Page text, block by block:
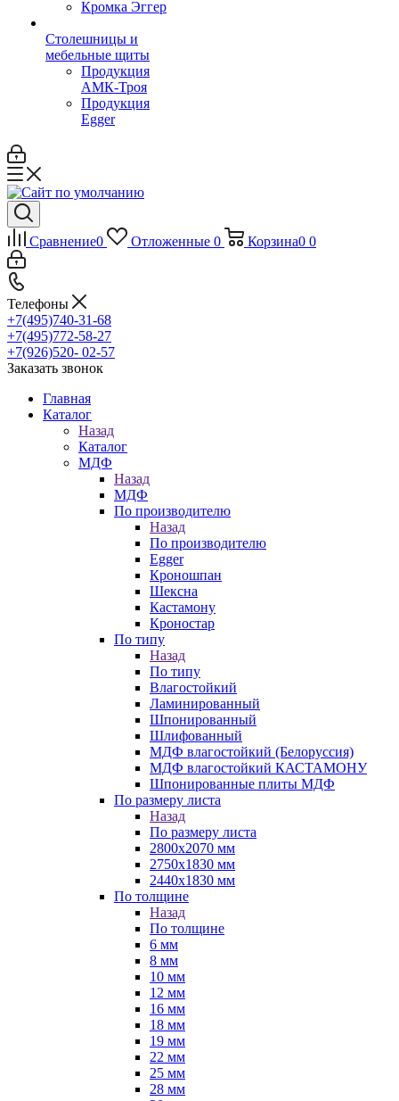
Кромка Эггер
Столешницы и
мебельные щиты
Продукция
АМК-Троя
Продукция
Egger
Сравнение0 Отложенные 0 Корзина0 0
Телефоны
+7(495)740-31-68
+7(495)772-58-27
+7(926)520- 02-57
Заказать звонок
Главная
Каталог
Назад
Каталог
МДФ
Назад
МДФ
По производителю
Назад
По производителю
Egger
Кроношпан
Шексна
Кастамону
Кроностар
По типу
Назад
По типу
Влагостойкий
Ламинированный
Шпонированный
Шлифованный
МДФ влагостойкий (Белоруссия)
МДФ влагостойкий КАСТАМОНУ
Шпонированные плиты МДФ
По размеру листа
Назад
По размеру листа
2800х2070 мм
2750х1830 мм
2440х1830 мм
По толщине
Назад
По толщине
6 мм
8 мм
10 мм
12 мм
16 мм
18 мм
19 мм
22 мм
25 мм
28 мм